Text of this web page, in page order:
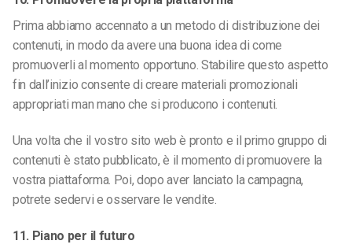
Prima abbiamo accennato a un metodo di distribuzione dei
contenuti, in modo da avere una buona idea di come
promuoverli al momento opportuno. Stabilire questo aspetto
fin dall’inizio consente di creare materiali promozionali
appropriati man mano che si producono i contenuti.
Una volta che il vostro sito web è pronto e il primo gruppo di
contenuti è stato pubblicato, è il momento di promuovere la
vostra piattaforma. Poi, dopo aver lanciato la campagna,
potrete sedervi e osservare le vendite.
11. Piano per il futuro